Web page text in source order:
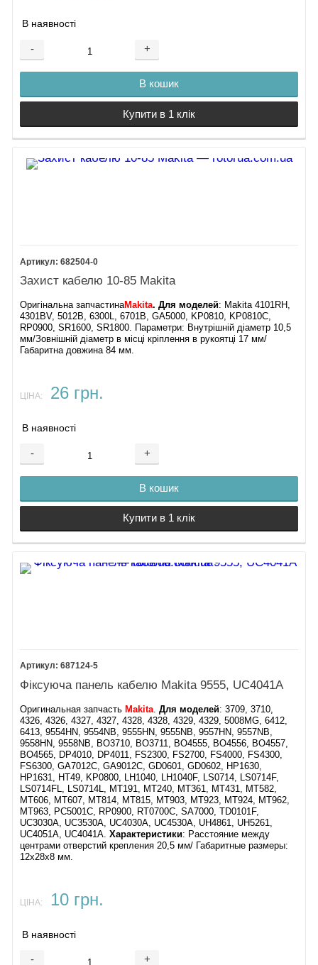
В наявності
- +
В кошик
Купити в 1 клік
682504-0
Захист кабелю 10-85 Makita
Оригінальна запчастинаMakita. Для моделей: Makita 4101RH,
4301BV, 5012B, 6300L, 6701B, GA5000, KP0810, KP0810C,
RP0900, SR1600, SR1800. Параметри: Внутрішній діаметр 10,5
мм/Зовнішній діаметр в місці кріплення в рукоятці 17 мм/
Габаритна довжина 84 мм.
ЦІНА: 26 грн.
В наявності
- +
В кошик
Купити в 1 клік
687124-5
Фіксуюча панель кабелю Makita 9555, UC4041A
Оригинальная запчасть Makita .Для моделей: 3709, 3710,
4326, 4326, 4327, 4327, 4328, 4328, 4329, 4329, 5008MG, 6412,
6413, 9554HN, 9554NB, 9555HN, 9555NB, 9557HN, 9557NB,
9558HN, 9558NB, BO3710, BO3711, BO4555, BO4556, BO4557,
BO4565, DP4010, DP4011, FS2300, FS2700, FS4000, FS4300,
FS6300, GA7012C, GA9012C, GD0601, GD0602, HP1630,
HP1631, HT49, KP0800, LH1040, LH1040F, LS0714, LS0714F,
LS0714FL, LS0714L, MT191, MT240, MT361, MT431, MT582,
MT606, MT607, MT814, MT815, MT903, MT923, MT924, MT962,
MT963, PC5001C, RP0900, RT0700C, SA7000, TD0101F,
UC3030A, UC3530A, UC4030A, UC4530A, UH4861, UH5261,
UC4051A, UC4041A.Характеристики: ​Расстояние между
центрами отверстий крепления 20,5 мм/ Габаритные размеры:
12х28х8 мм.
ЦІНА: 10 грн.
В наявності
- +